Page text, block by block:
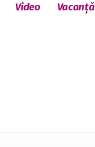
Video Vacanță